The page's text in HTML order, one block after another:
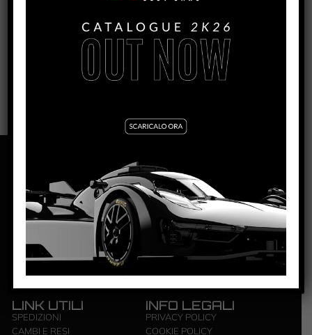
NSR S.R.L. | ZONA INDUSTRIALE | 84095
GIFFONI VALLE PIANA – SALERNO | P.IVA: ‭0444 4820650‬
LINK UTILI
SPEDIZIONI
CAMBI E RESI
INFO LEGALI
PRIVACY POLICY
COOKIE POLICY